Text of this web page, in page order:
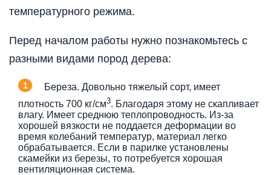
температурного режима.
Перед началом работы нужно познакомьтесь с
разными видами пород дерева:
Береза. Довольно тяжелый сорт, имеет
плотность 700 кг/см3. Благодаря этому не скапливает
влагу. Имеет среднюю теплопроводность. Из-за
хорошей вязкости не поддается деформации во
время колебаний температур, материал легко
обрабатывается. Если в парилке установлены
скамейки из березы, то потребуется хорошая
вентиляционная система.